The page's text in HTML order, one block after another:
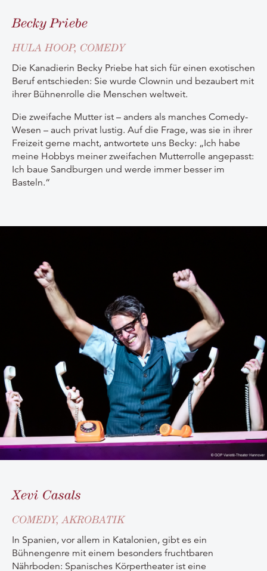
Becky Priebe
HULA HOOP, COMEDY
Die Kanadierin Becky Priebe hat sich für einen exotischen
Beruf entschieden: Sie wurde Clownin und bezaubert mit
ihrer Bühnenrolle die Menschen weltweit.
Die zweifache Mutter ist – anders als manches Comedy-
Wesen – auch privat lustig. Auf die Frage, was sie in ihrer
Freizeit gerne macht, antwortete uns Becky: „Ich habe
meine Hobbys meiner zweifachen Mutterrolle angepasst:
Ich baue Sandburgen und werde immer besser im
Basteln.“
Xevi Casals
COMEDY, AKROBATIK
In Spanien, vor allem in Katalonien, gibt es ein
Bühnengenre mit einem besonders fruchtbaren
Nährboden: Spanisches Körpertheater ist eine